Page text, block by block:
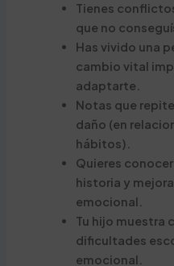
Tienes
que no
Has vivido una
cambio vital
adaptarte.
Notas que
daño (en
hábitos).
Quieres
historia y
emocional.
Tu hijo muestra
dificultades
emocional.